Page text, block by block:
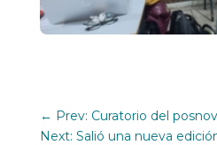
← Prev: Curatorio del
Next: Salió una nueva